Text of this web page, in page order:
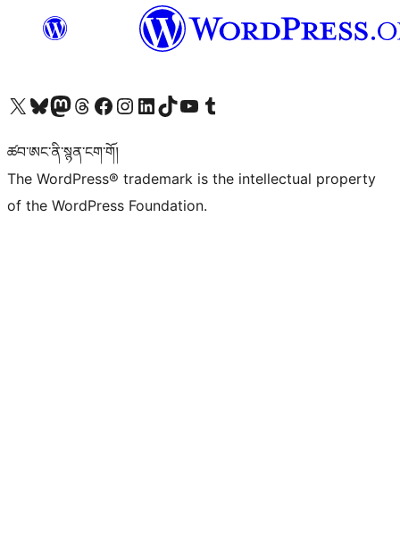
Visit our X (formerly Twitter) account
Visit our Bluesky account
Visit our Mastodon account
Visit our Threads account
Visit our Facebook page
Visit our Instagram account
Visit our LinkedIn account
Visit our TikTok account
Visit our YouTube channel
Visit our Tumblr account
ཚབ་ཨང་ནི་སྙན་ངག་གོ།
The WordPress® trademark is the intellectual property
of the WordPress Foundation.